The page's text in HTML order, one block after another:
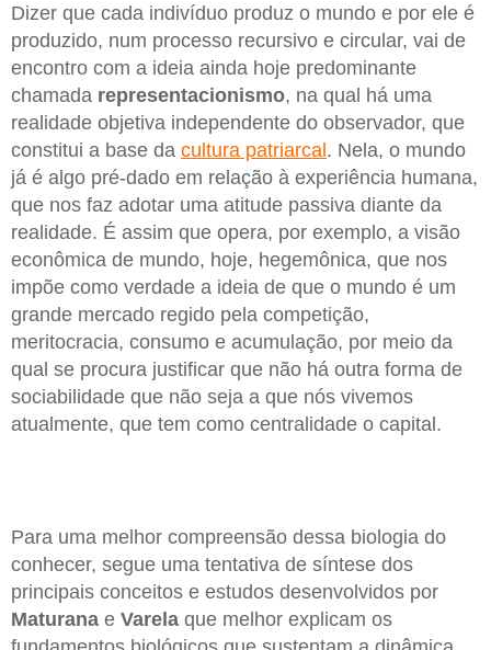
Dizer que cada indivíduo produz o mundo e por ele é
produzido, num processo recursivo e circular, vai de
encontro com a ideia ainda hoje predominante
chamada representacionismo, na qual há uma
realidade objetiva independente do observador, que
constitui a base da cultura patriarcal. Nela, o mundo
já é algo pré-dado em relação à experiência humana,
que nos faz adotar uma atitude passiva diante da
realidade. É assim que opera, por exemplo, a visão
econômica de mundo, hoje, hegemônica, que nos
impõe como verdade a ideia de que o mundo é um
grande mercado regido pela competição,
meritocracia, consumo e acumulação, por meio da
qual se procura justificar que não há outra forma de
sociabilidade que não seja a que nós vivemos
atualmente, que tem como centralidade o capital.
Para uma melhor compreensão dessa biologia do
conhecer, segue uma tentativa de síntese dos
principais conceitos e estudos desenvolvidos por
Maturana e Varela que melhor explicam os